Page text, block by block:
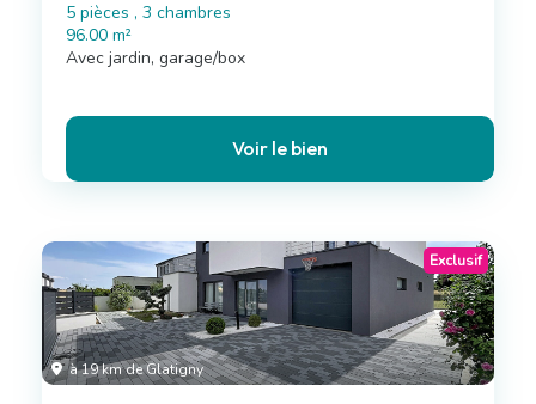
5 pièces , 3 chambres
96.00 m²
Avec jardin, garage/box
Voir le bien
à 19 km de Glatigny
Exclusif